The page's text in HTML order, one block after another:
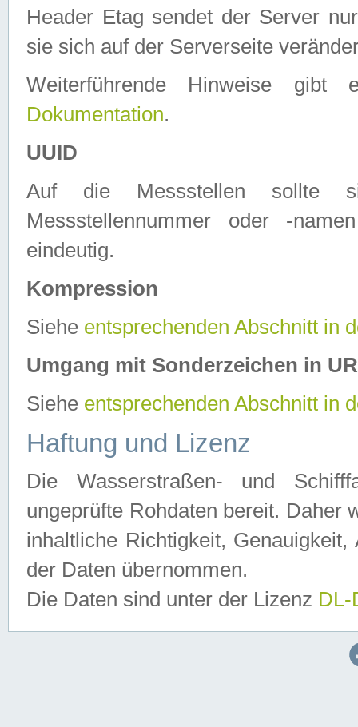
Header Etag sendet der Server
sie sich auf der Serverseite
Weiterführende Hinweise
Dokumentation.
UUID
Auf die Messstellen sollte
Messstellennummer oder -
eindeutig.
Kompression
Siehe entsprechenden Abschnitt in
Umgang mit Sonderzeichen in
Siehe entsprechenden Abschnitt in
Haftung und Lizenz
Die Wasserstraßen- und
ungeprüfte Rohdaten bereit. Daher
inhaltliche Richtigkeit,
der Daten übernommen.
Die Daten sind unter der Lizenz